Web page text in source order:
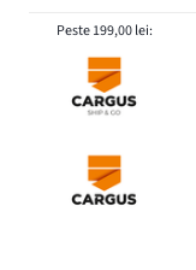
Peste 199,00 lei: